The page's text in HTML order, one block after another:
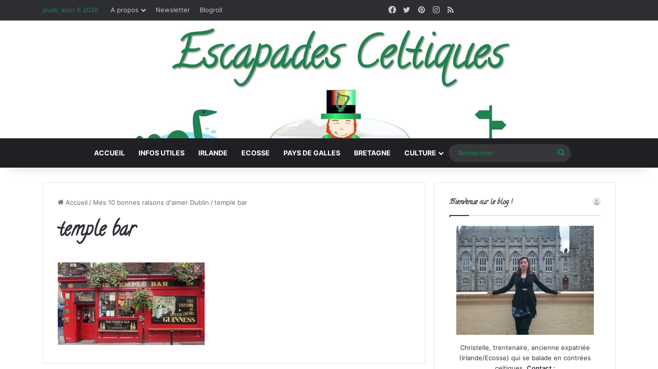
jeudi, août 6 2026 A propos Newsletter Blogroll FacebookPinterestInstagram
RSS
ACCUEIL INFOS UTILES IRLANDE ECOSSE PAYS DE GALLES BRETAGNE CULTURE
Accueil / Mes 10 bonnes raisons d'aimer Dublin /temple bar
temple bar
Bienvenue sur le blog !
Christelle, trentenaire, ancienne expatriée
(Irlande/Ecosse) qui se balade en contrées